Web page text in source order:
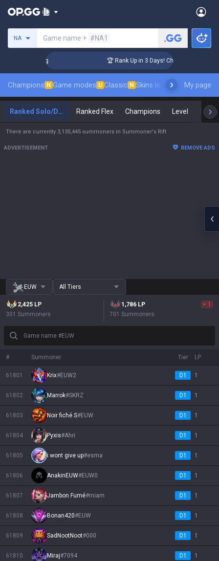
NA Game name + #NA1
🏆 Rank Up in 3 Days! Challenger Coaching
Champions N Game modes U Classic N Skins leaderboardMy page
Ranked Solo/Duo Ranked Flex Champions Level
There are currently 3,135,445 summoners in Summoner's Rift
ADVERTISEMENT REMOVE ADS
EUW All Tiers
2,425 LP
301 Summoners
1,786 LP
1
701 Summoners
Game name #EUW
# Summoner Tier LP
61801 Krix#EUW2 D1 1
61802 Marrok#SKRZ D1 1
61803 Noir fiché S#EUW D1 1
61804 Pyxis#Ahri D1 1
61805 i wont give up#esma D1 1
61806 AnakinEUW#EUW0 D1 1
61807 Jambon Fumé#miam D1 1
61808 Bonan420#EUW D1 1
61809 SadNootNoot#000 D1 1
61810 Miraj#7094 D1 1